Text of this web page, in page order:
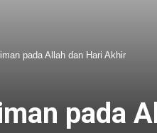
pada Allah dan Hari Akhir
pada